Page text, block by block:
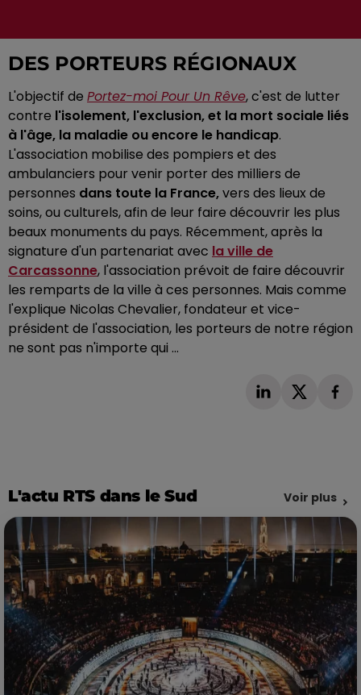
DES PORTEURS RÉGIONAUX
L'objectif de Portez-moi Pour Un Rêve, c'est de lutter
contre l'isolement, l'exclusion, et la mort sociale liés
à l'âge, la maladie ou encore le handicap.
L'association mobilise des pompiers et des
ambulanciers pour venir porter des milliers de
personnes dans toute la France,vers des lieux de
soins, ou culturels, afin de leur faire découvrir les plus
beaux monuments du pays. Récemment, après la
signature d'un partenariat avec la ville de
Carcassonne, l'association prévoit de faire découvrir
les remparts de la ville à ces personnes. Mais comme
l'explique Nicolas Chevalier, fondateur et vice-
président de l'association, les porteurs de notre région
ne sont pas n'importe qui ...
L'actu RTS dans le Sud Voir plus